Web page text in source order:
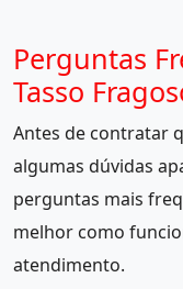
Perguntas
Tasso
Antes de contratar
algumas dúvidas
perguntas mais
melhor como
atendimento.